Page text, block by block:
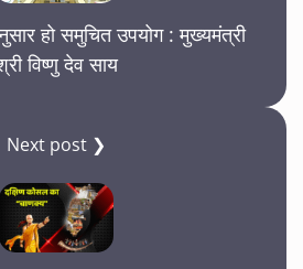
हो समुचित उपयोग : मुख्यमंत्री
विष्णु देव साय
Next post ❯